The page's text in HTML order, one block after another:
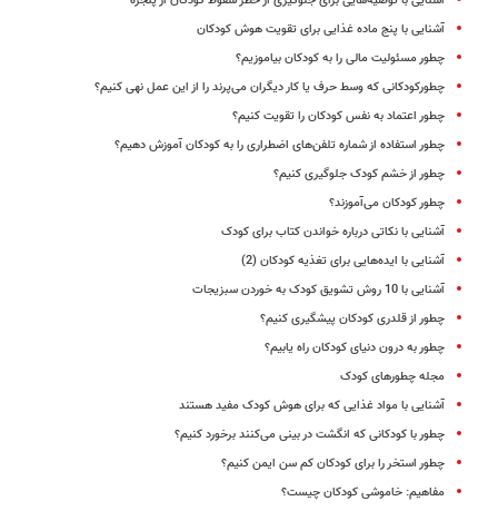
آشنایی با پنج ماده غذایی برای تقویت هوش کودکان
چطور مسئولیت مالی را به کودکان بیاموزیم؟
چطورکودکانی که وسط حرف یا کار دیگران می‌پرند را از این عمل نهی کنیم؟
چطور اعتماد به نفس کودکان را تقویت کنیم؟
چطور استفاده از شماره‌ تلفن‌های اضطراری را به کودکان آموزش دهیم؟
چطور از خشم کودک جلوگیری کنیم؟
چطور کودکان می‌آموزند؟
آشنایی با نکاتی درباره خواندن کتاب برای کودک
آشنایی با ایده‌هایی برای تغذیه کودکان (2)
آشنایی با 10 روش‌ تشویق کودک به خوردن سبزیجات
چطور از قلدری کودکان پیشگیری کنیم؟
چطور به درون دنیای کودکان راه یابیم؟
مجله چطورهای کودک
آشنایی با مواد غذایی که برای هوش کودک مفید هستند
چطور با کودکانی که انگشت در بینی می‌کنند برخورد کنیم؟
چطور استخر را برای کودکان کم سن ایمن کنیم؟
مفاهیم: خاموشی کودکان چیست؟